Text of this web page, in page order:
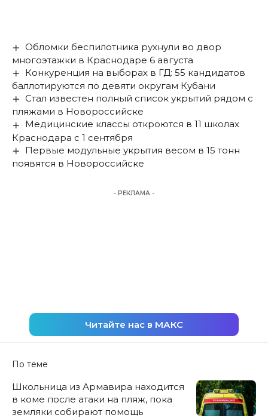
Обломки беспилотника рухнули во двор
многоэтажки в Краснодаре 6 августа
Конкуренция на выборах в ГД: 55 кандидатов
баллотируются по девяти округам Кубани
Стал известен полный список укрытий рядом с
пляжами в Новороссийске
Медицинские классы откроются в 11 школах
Краснодара с 1 сентября
Первые модульные укрытия весом в 15 тонн
появятся в Новороссийске
- РЕКЛАМА -
Читайте нас в МАКС
По теме
Школьница из Армавира находится
в коме после атаки на пляж, пока
земляки собирают помощь